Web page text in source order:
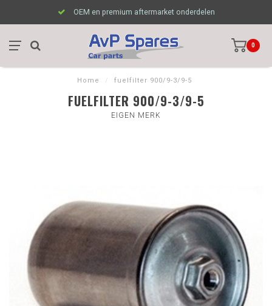
OEM en premium aftermarket onderdelen
0
Home / fuelfilter 900/9-3/9-5
FUELFILTER 900/9-3/9-5
EIGEN MERK